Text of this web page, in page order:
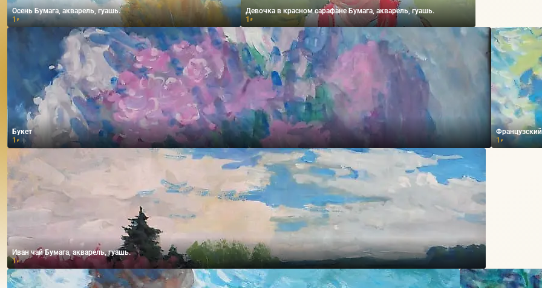
Осень Бумага, акварель, гуашь.
1 ₽
Девочка в красном сарафане Бумага, акварель, гуашь.
1 ₽
Букет
1 ₽
1 ₽
Иван чай Бумага, акварель, гуашь.
1₽